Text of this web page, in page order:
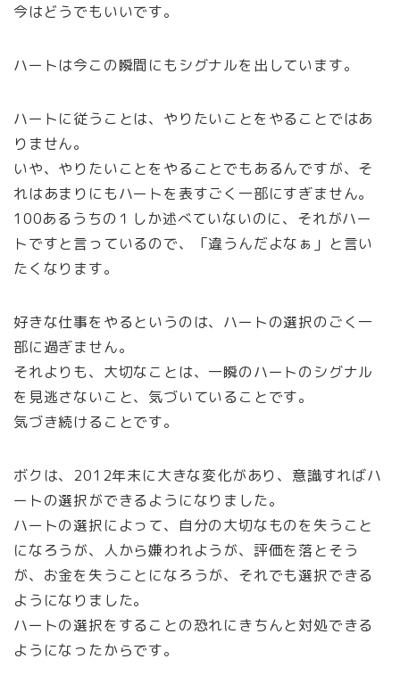
今はどうでもいいです。
ハートは今この瞬間にもシグナルを出しています。
ハートに従うことは、やりたいことをやることではあ
りません。
いや、やりたいことをやることでもあるんですが、そ
れはあまりにもハートを表すごく一部にすぎません。
100あるうちの１しか述べていないのに、それがハー
トですと言っているので、「違うんだよなぁ」と言い
たくなります。
好きな仕事をやるというのは、ハートの選択のごく一
部に過ぎません。
それよりも、大切なことは、一瞬のハートのシグナル
を見逃さないこと、気づいていることです。
気づき続けることです。
ボクは、2012年末に大きな変化があり、意識すればハ
ートの選択ができるようになりました。
ハートの選択によって、自分の大切なものを失うこと
になろうが、人から嫌われようが、評価を落とそう
が、お金を失うことになろうが、それでも選択できる
ようになりました。
ハートの選択をすることの恐れにきちんと対処できる
ようになったからです。